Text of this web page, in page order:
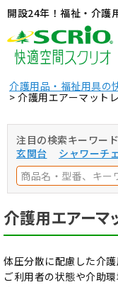
開設24年！福祉・介護
介護用品・福祉用具の
介護用エアーマット
注目の検索キーワード
玄関台
シャワーチ
介護用エアーマ
体圧分散に配慮した介護
ご利用者の状態や介助